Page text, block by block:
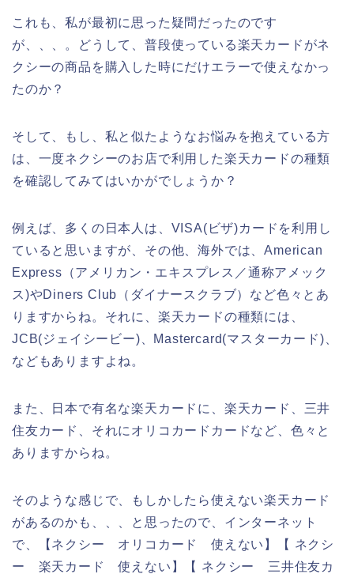
これも、私が最初に思った疑問だったのです
が、、、。どうして、普段使っている楽天カードがネ
クシーの商品を購入した時にだけエラーで使えなかっ
たのか？
そして、もし、私と似たようなお悩みを抱えている方
は、一度ネクシーのお店で利用した楽天カードの種類
を確認してみてはいかがでしょうか？
例えば、多くの日本人は、VISA(ビザ)カードを利用し
ていると思いますが、その他、海外では、American
Express（アメリカン・エキスプレス／通称アメック
ス)やDiners Club（ダイナースクラブ）など色々とあ
りますからね。それに、楽天カードの種類には、
JCB(ジェイシービー)、Mastercard(マスターカード)、
などもありますよね。
また、日本で有名な楽天カードに、楽天カード、三井
住友カード、それにオリコカードカードなど、色々と
ありますからね。
そのような感じで、もしかしたら使えない楽天カード
があるのかも、、、と思ったので、インターネット
で、【ネクシー オリコカード 使えない】【 ネクシ
ー 楽天カード 使えない】【 ネクシー 三井住友カ